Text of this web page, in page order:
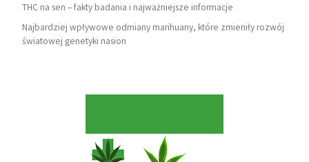
THC na sen – fakty badania i najważniejsze informacje
Najbardziej wpływowe odmiany marihuany, które zmieniły rozwój
światowej genetyki nasion